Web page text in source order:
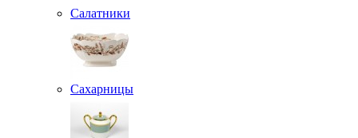
Салатники
Сахарницы